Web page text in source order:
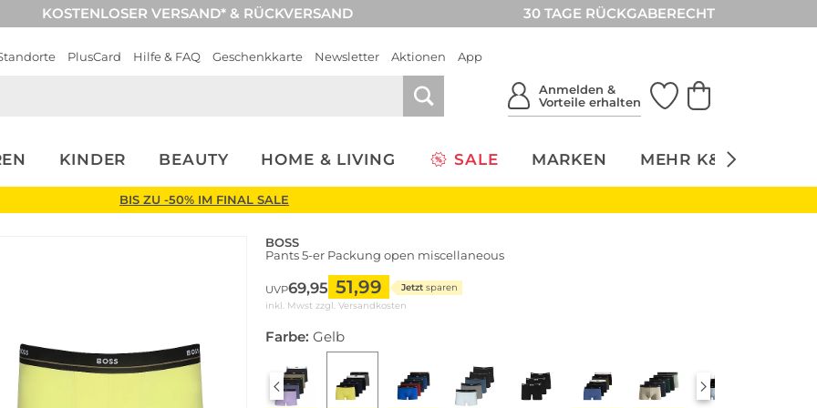
KOSTENLOSER VERSAND* & RÜCKVERSAND 30 TAGE RÜCKGABERECHT
PlusCard Hilfe & FAQ Geschenkkarte Newsletter Aktionen App
Anmelden &
Vorteile erhalten
KINDER BEAUTY HOME & LIVING SALE MARKEN MEHR K&Ö
BIS ZU -50% IM FINAL SALE
BOSS
Pants 5-er Packung open miscellaneous
UVP69,95 51,99 Jetzt sparen
inkl. Mwst zzgl. Versandkosten
Farbe: Gelb